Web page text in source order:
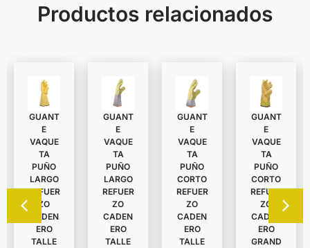
Productos relacionados
GUANT
E
VAQUE
TA
PUÑO
LARGO
REFUER
ZO
CADEN
ERO
TALLE
GUANT
E
VAQUE
TA
PUÑO
LARGO
REFUER
ZO
CADEN
ERO
TALLE
GUANT
E
VAQUE
TA
PUÑO
CORTO
REFUER
ZO
CADEN
ERO
TALLE
GUANT
E
VAQUE
TA
PUÑO
CORTO
REFUER
ZO
CADEN
ERO
GRAND